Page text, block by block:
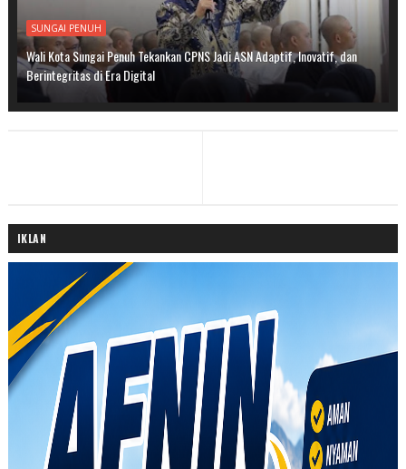
SUNGAI PENUH
Wali Kota Sungai Penuh Tekankan CPNS Jadi ASN Adaptif, Inovatif, dan
Berintegritas di Era Digital
IKLAN